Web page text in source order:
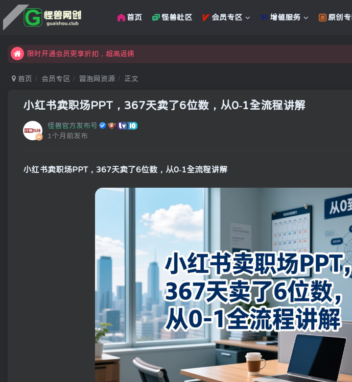
首页 怪兽社区 会员专区 增值服务 原创
汇集各领域的创新者、创业者和副业经营者，共同探索创业和创新的未来
限时开通会员更享折扣，超高返佣
首页 会员专区 冒泡网资源 正文
小红书卖职场PPT，367天卖了6位数，从0-1全流程讲解
怪兽官方发布号
1个月前发布
小红书卖职场PPT，367天卖了6位数，从0-1全流程讲解